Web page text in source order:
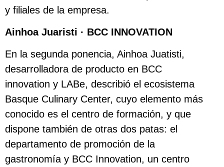
y filiales de la empresa.
Ainhoa Juaristi · BCC INNOVATION
En la segunda ponencia, Ainhoa Juatisti,
desarrolladora de producto en BCC
innovation y LABe, describió el ecosistema
Basque Culinary Center, cuyo elemento más
conocido es el centro de formación, y que
dispone también de otras dos patas: el
departamento de promoción de la
gastronomía y BCC Innovation, un centro